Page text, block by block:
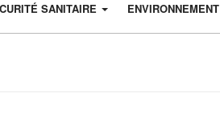
SANITAIRE ENVIRONNEMENT